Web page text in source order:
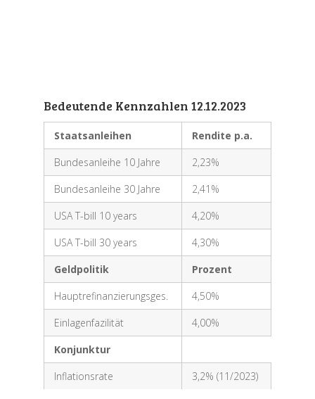
Bedeutende Kennzahlen 12.12.2023
Staatsanleihen
Rendite p.a.
Bundesanleihe 10 Jahre
2,23%
Bundesanleihe 30 Jahre
2,41%
USA T-bill 10 years
4,20%
USA T-bill 30 years
4,30%
Geldpolitik
Prozent
Hauptrefinanzierungsges.
4,50%
Einlagenfazilität
4,00%
Konjunktur
Inflationsrate
3,2% (11/2023)